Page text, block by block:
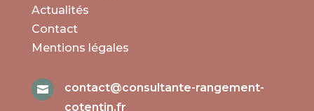
Actualités
Contact
Mentions légales

contact@consultante-rangement-
cotentin.fr